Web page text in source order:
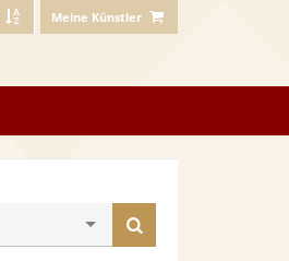
Meine Künstler
finden